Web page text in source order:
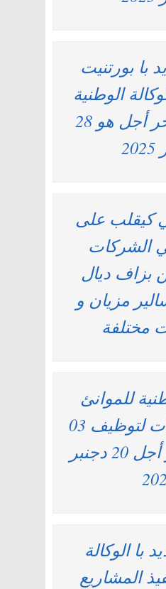
با بورتنيت
الوطنية
للموانئ ، آخر أجل هو 28
كيقلب على
الشركات
بزاف ديال
مزيان و
مختلفة
للموانئ
ANP : مباريات لتوظيف 03
مناصب. آخر أجل 20 دجنبر
با الوكالة
المشاريع